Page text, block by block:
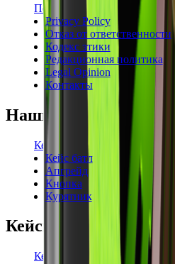
Пользовательское соглашение
Privacy Policy
Отказ от ответственности
Кодекс этики
Редакционная политика
Legal Opinion
Контакты
Наши режимы
Кейсы
Кейс батл
Апгрейд
Кнопка
Курятник
Кейсы
Кейсы КС2